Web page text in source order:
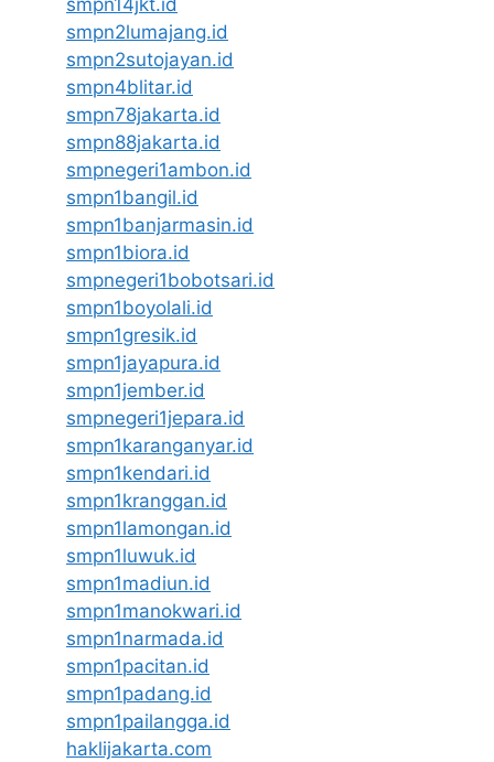
smpn14jkt.id
smpn2lumajang.id
smpn2sutojayan.id
smpn4blitar.id
smpn78jakarta.id
smpn88jakarta.id
smpnegeri1ambon.id
smpn1bangil.id
smpn1banjarmasin.id
smpn1biora.id
smpnegeri1bobotsari.id
smpn1boyolali.id
smpn1gresik.id
smpn1jayapura.id
smpn1jember.id
smpnegeri1jepara.id
smpn1karanganyar.id
smpn1kendari.id
smpn1kranggan.id
smpn1lamongan.id
smpn1luwuk.id
smpn1madiun.id
smpn1manokwari.id
smpn1narmada.id
smpn1pacitan.id
smpn1padang.id
smpn1pailangga.id
haklijakarta.com